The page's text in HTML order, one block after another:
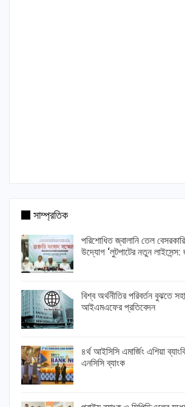
সাম্প্রতিক
পরিশোধিত জ্বালানি তেল
উদ্যোগ ‘লুটপাটের নতুন লাইসেন্স:
বিশ্ব অর্থনীতির পরিবর্তন বুঝতে
আইএমএফের প্রতিবেদন
৪র্থ আইসিসি এমার্জিং এশিয়া
এনসিসি ব্যাংক